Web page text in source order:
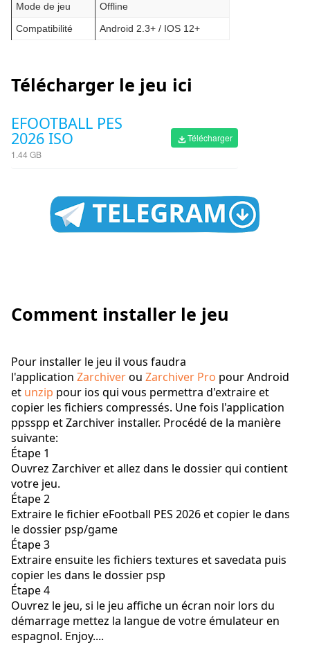
Mode de jeu
Offline
Compatibilité
Android 2.3+ / IOS 12+
Télécharger le jeu ici
EFOOTBALL PES
2026 ISO
1.44 GB
Télécharger
Comment installer le jeu
Pour installer le jeu il vous faudra
l'application Zarchiverou Zarchiver Pro pour Android
et unzip pour ios qui vous permettra d'extraire et
copier les fichiers compressés. Une fois l'application
ppsspp et Zarchiver installer. Procédé de la manière
suivante:
Étape 1
Ouvrez Zarchiver et allez dans le dossier qui contient
votre jeu.
Étape 2
Extraire le fichier eFootball PES 2026 et copier le dans
le dossier psp/game
Étape 3
Extraire ensuite les fichiers textures et savedata puis
copier les dans le dossier psp
Étape 4
Ouvrez le jeu, si le jeu affiche un écran noir lors du
démarrage mettez la langue de votre émulateur en
espagnol. Enjoy....